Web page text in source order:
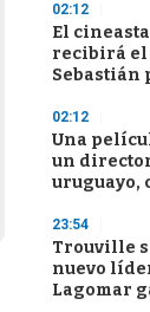
02:12
El
recibirá el
Sebastián
02:12
Una
un
uruguayo,
23:54
Trouville
nuevo
Lagomar